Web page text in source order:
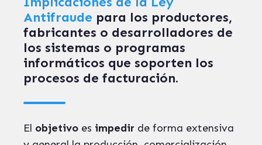
Antifraude para los productores,
fabricantes o desarrolladores de
los sistemas o programas
informáticos que soporten los
procesos de facturación.
El objetivo es impedir de forma extensiva